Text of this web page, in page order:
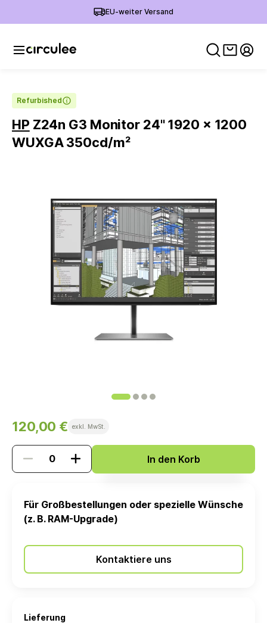
EU-weiter Versand
Refurbished
HP Z24n G3 Monitor 24'' 1920 x 1200
WUXGA 350cd/m²
120,00 € exkl. MwSt.
In den Korb
Für Großbestellungen oder spezielle Wünsche
(z. B. RAM-Upgrade)
Kontaktiere uns
Lieferung